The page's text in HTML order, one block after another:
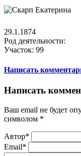
29.1.1874
Род деятельности:
Участок: 99
Написать
Написать
Ваш email не будет
символом *
Автор*
Email*